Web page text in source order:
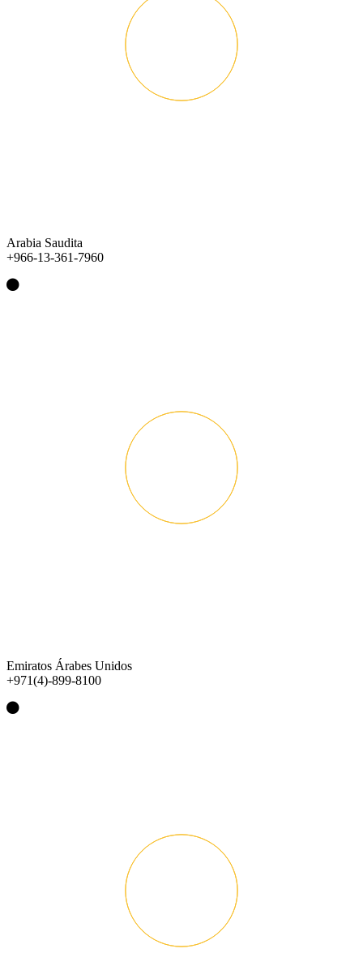
Arabia Saudita
+966-13-361-7960
Emiratos Árabes Unidos
+971(4)-899-8100